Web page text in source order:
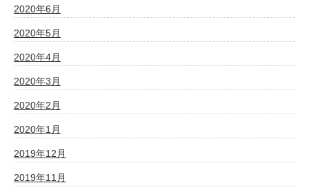
2020年6月
2020年5月
2020年4月
2020年3月
2020年2月
2020年1月
2019年12月
2019年11月